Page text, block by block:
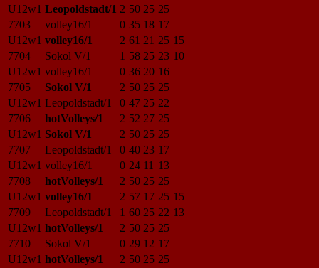
U12w1 Leopoldstadt/1 2 50 25 25
7703
volley16/1 0 35 18 17
U12w1 volley16/1 2 61 21 25 15
7704
Sokol V/1 1 58 25 23 10
U12w1 volley16/1 0 36 20 16
7705
Sokol V/1 2 50 25 25
U12w1 Leopoldstadt/1 0 47 25 22
7706
hotVolleys/1 2 52 27 25
U12w1 Sokol V/1 2 50 25 25
7707
Leopoldstadt/1 0 40 23 17
U12w1 volley16/1 0 24 11 13
7708
hotVolleys/1 2 50 25 25
U12w1 volley16/1 2 57 17 25 15
7709
Leopoldstadt/1 1 60 25 22 13
U12w1 hotVolleys/1 2 50 25 25
7710
Sokol V/1 0 29 12 17
U12w1 hotVolleys/1 2 50 25 25